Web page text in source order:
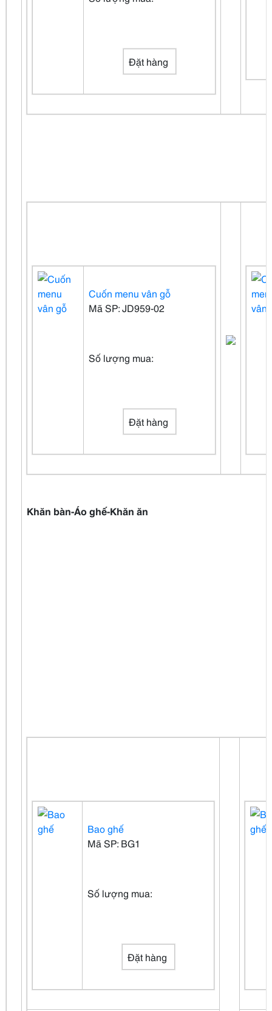
Đặt hàng
Cuốn menu vân gỗ
Mã SP: JD959-02
Số lượng mua:
Đặt hàng
Khăn bàn-Áo ghế-Khăn ăn
Bao ghế
Mã SP: BG1
Số lượng mua:
Đặt hàng